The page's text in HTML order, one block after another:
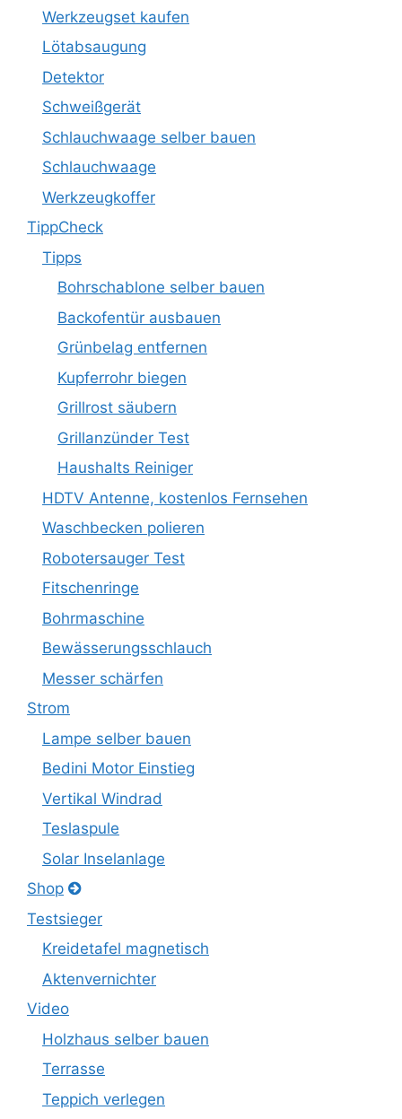
Werkzeugset kaufen
Lötabsaugung
Detektor
Schweißgerät
Schlauchwaage selber bauen
Schlauchwaage
Werkzeugkoffer
TippCheck
Tipps
Bohrschablone selber bauen
Backofentür ausbauen
Grünbelag entfernen
Kupferrohr biegen
Grillrost säubern
Grillanzünder Test
Haushalts Reiniger
HDTV Antenne, kostenlos Fernsehen
Waschbecken polieren
Robotersauger Test
Fitschenringe
Bohrmaschine
Bewässerungsschlauch
Messer schärfen
Strom
Lampe selber bauen
Bedini Motor Einstieg
Vertikal Windrad
Teslaspule
Solar Inselanlage
Shop
Testsieger
Kreidetafel magnetisch
Aktenvernichter
Video
Holzhaus selber bauen
Terrasse
Teppich verlegen